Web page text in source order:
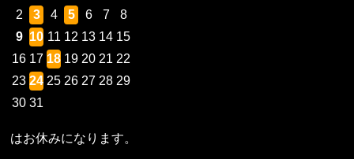
2
3 4 5 6 7
8
9 10 11 12 13 14 15
16 17 18 19 20 21 22
23 24 25 26 27 28 29
30 31
はお休みになります。